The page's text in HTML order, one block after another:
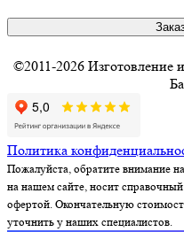
©2011-2026 Изготовление
Политика
Пожалуйста, обратите внимание
на нашем сайте, носит
офертой. Окончательную
уточнить у наших специалистов.